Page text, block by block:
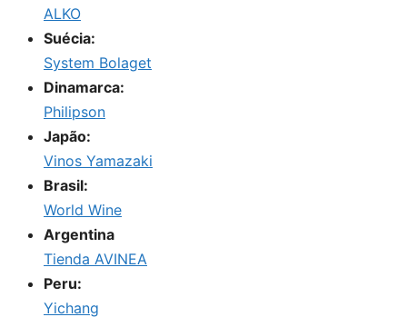
ALKO
Suécia:
System Bolaget
Dinamarca:
Philipson
Japão:
Vinos Yamazaki
Brasil:
World Wine
Argentina
Tienda AVINEA
Peru:
Yichang